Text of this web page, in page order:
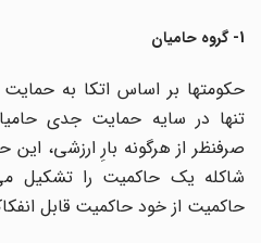
حکومتها بر اساس اتکا به حمایت
تنها در سایه حمایت جدی
صرفنظر از هرگونه بارِ ارزشی، این
شاکله یک حاکمیت را تشکیل
حاکمیت از خود حاکمیت قابل